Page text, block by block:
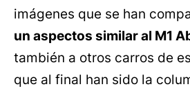
imágenes que se han
un aspectos similar al M1
también a otros carros de
que al final han sido la